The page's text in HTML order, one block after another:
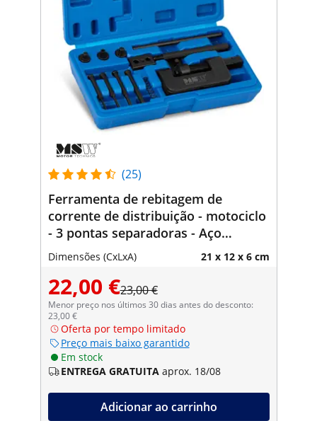
(25)
Ferramenta de rebitagem de
corrente de distribuição - motociclo
- 3 pontas separadoras - Aço
carbono
Dimensões (CxLxA) 21 x 12 x 6 cm
22,00 €23,00 €
Menor preço nos últimos 30 dias antes do desconto:
23,00 €
Oferta por tempo limitado
Preço mais baixo garantido
Em stock
ENTREGA GRATUITA aprox. 18/08
Adicionar ao carrinho